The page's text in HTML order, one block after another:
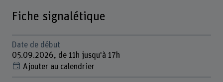
Fiche signalétique
Date de début
05.09.2026, de 11h jusqu'à 17h
Ajouter au calendrier